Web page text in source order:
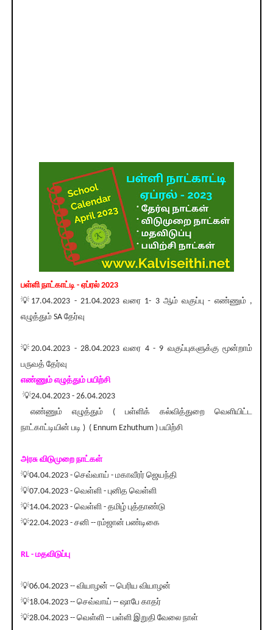
பள்ளி நாட்காட்டி - ஏப்ரல் 2023
💡17.04.2023 - 21.04.2023 வரை 1- 3 ஆம் வகுப்பு - எண்ணும் ,
எழுத்தும் SA தேர்வு
💡20.04.2023 - 28.04.2023 வரை 4 - 9 வகுப்புகளுக்கு மூன்றாம்
பருவத் தேர்வு
எண்ணும் எழுத்தும் பயிற்சி
💡24.04.2023 - 26.04.2023
எண்ணும் எழுத்தும் ( பள்ளிக் கல்வித்துறை வெளியிட்ட
நாட்காட்டியின் படி ) ( Ennum Ezhuthum ) பயிற்சி
அரசு விடுமுறை நாட்கள்
💡04.04.2023 - செவ்வாய் - மகாவீரர் ஜெயந்தி
💡07.04.2023 - வெள்ளி - புனித வெள்ளி
💡14.04.2023 - வெள்ளி - தமிழ் புத்தாண்டு
💡22.04.2023 - சனி -- ரம்ஜான் பண்டிகை
RL - மதவிடுப்பு
💡06.04.2023 -- வியாழன் -- பெரிய வியாழன்
💡18.04.2023 -- செவ்வாய் -- ஷாபே காதர்
💡28.04.2023 -- வெள்ளி -- பள்ளி இறுதி வேலை நாள்